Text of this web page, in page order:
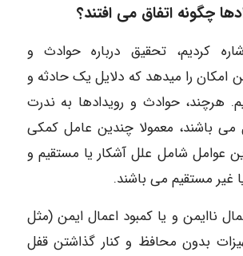
چگونه اتفاق می افتند؟
کردیم، تحقیق درباره حوادث و
امکان را میدهد که دلایل یک حادثه و
هرچند، حوادث و رویدادها به ندرت
باشند، معمولا چندین عامل کمکی
عوامل شامل علل آشکار یا مستقیم و
غیر مستقیم می باشند.
ناایمن و یا کمبود اعمال ایمن (مثل
بدون محافظ و کنار گذاشتن قفل